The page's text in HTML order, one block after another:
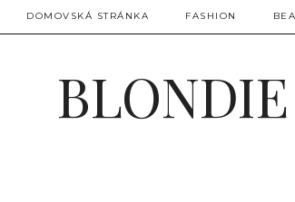
DOMOVSKÁ STRÁNKA FASHION